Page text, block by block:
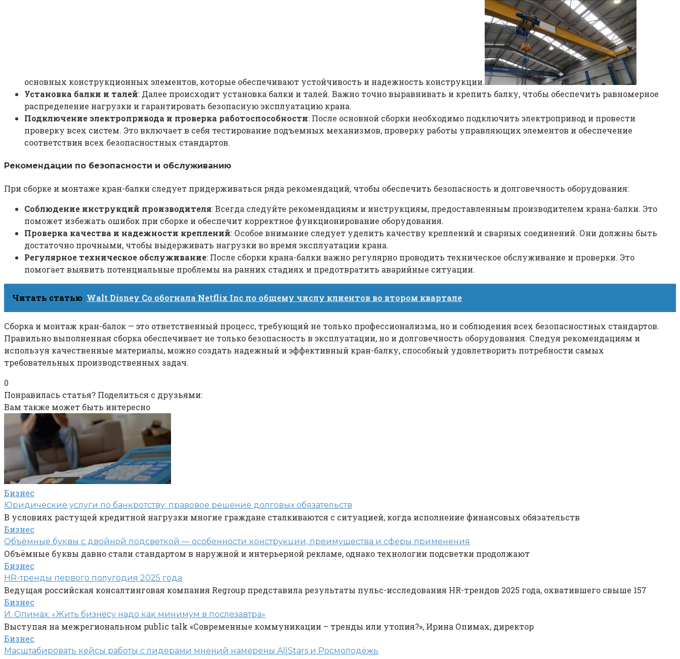
основных конструкционных элементов, которые обеспечивают устойчивость и надежность конструкции.
Установка балки и талей: Далее происходит установка балки и талей. Важно точно выравнивать и крепить балку, чтобы обеспечить равномерное
распределение нагрузки и гарантировать безопасную эксплуатацию крана.
Подключение электропривода и проверка работоспособности: После основной сборки необходимо подключить электропривод и провести
проверку всех систем. Это включает в себя тестирование подъемных механизмов, проверку работы управляющих элементов и обеспечение
соответствия всех безопасностных стандартов.
Рекомендации по безопасности и обслуживанию
При сборке и монтаже кран-балки следует придерживаться ряда рекомендаций, чтобы обеспечить безопасность и долговечность оборудования:
Соблюдение инструкций производителя: Всегда следуйте рекомендациям и инструкциям, предоставленным производителем крана-балки. Это
поможет избежать ошибок при сборке и обеспечит корректное функционирование оборудования.
Проверка качества и надежности креплений: Особое внимание следует уделить качеству креплений и сварных соединений. Они должны быть
достаточно прочными, чтобы выдерживать нагрузки во время эксплуатации крана.
Регулярное техническое обслуживание: После сборки крана-балки важно регулярно проводить техническое обслуживание и проверки. Это
помогает выявить потенциальные проблемы на ранних стадиях и предотвратить аварийные ситуации.
Читать статью Walt Disney Co обогнала Netflix Inc по общему числу клиентов во втором квартале
Сборка и монтаж кран-балок — это ответственный процесс, требующий не только профессионализма, но и соблюдения всех безопасностных стандартов.
Правильно выполненная сборка обеспечивает не только безопасность в эксплуатации, но и долговечность оборудования. Следуя рекомендациям и
используя качественные материалы, можно создать надежный и эффективный кран-балку, способный удовлетворить потребности самых
требовательных производственных задач.
0
Понравилась статья? Поделиться с друзьями:
Вам также может быть интересно
Бизнес
Юридические услуги по банкротству: правовое решение долговых обязательств
В условиях растущей кредитной нагрузки многие граждане сталкиваются с ситуацией, когда исполнение финансовых обязательств
Бизнес
Объёмные буквы с двойной подсветкой — особенности конструкции, преимущества и сферы применения
Объёмные буквы давно стали стандартом в наружной и интерьерной рекламе, однако технологии подсветки продолжают
Бизнес
HR-тренды первого полугодия 2025 года
Ведущая российская консалтинговая компания Regroup представила результаты пульс-исследования HR-трендов 2025 года, охватившего свыше 157
Бизнес
И. Опимах: «Жить бизнесу надо как минимум в послезавтра»
Выступая на межрегиональном public talk «Современные коммуникации – тренды или утопия?», Ирина Опимах, директор
Бизнес
Масштабировать кейсы работы с лидерами мнений намерены AllStars и Росмолодёжь